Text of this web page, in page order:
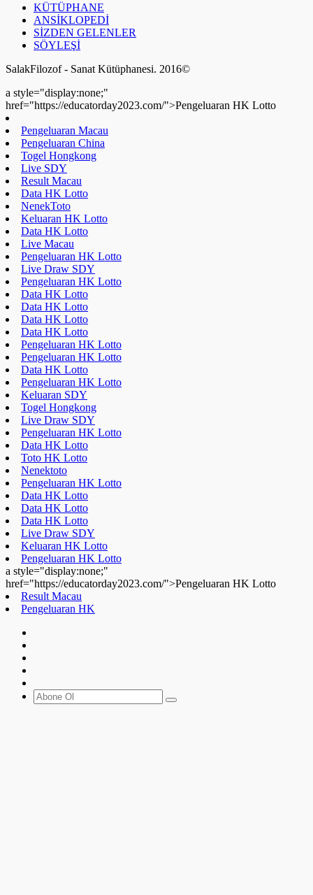
KÜTÜPHANE
ANSİKLOPEDİ
SİZDEN GELENLER
SÖYLEŞİ
SalakFilozof - Sanat Kütüphanesi. 2016©
a style="display:none;"
href="https://educatorday2023.com/">Pengeluaran HK Lotto
Pengeluaran Macau
Pengeluaran China
Togel Hongkong
Live SDY
Result Macau
Data HK Lotto
NenekToto
Keluaran HK Lotto
Data HK Lotto
Live Macau
Pengeluaran HK Lotto
Live Draw SDY
Pengeluaran HK Lotto
Data HK Lotto
Data HK Lotto
Data HK Lotto
Data HK Lotto
Pengeluaran HK Lotto
Pengeluaran HK Lotto
Data HK Lotto
Pengeluaran HK Lotto
Keluaran SDY
Togel Hongkong
Live Draw SDY
Pengeluaran HK Lotto
Data HK Lotto
Toto HK Lotto
Nenektoto
Pengeluaran HK Lotto
Data HK Lotto
Data HK Lotto
Data HK Lotto
Live Draw SDY
Keluaran HK Lotto
Pengeluaran HK Lotto
a style="display:none;"
href="https://educatorday2023.com/">Pengeluaran HK Lotto
Result Macau
Pengeluaran HK